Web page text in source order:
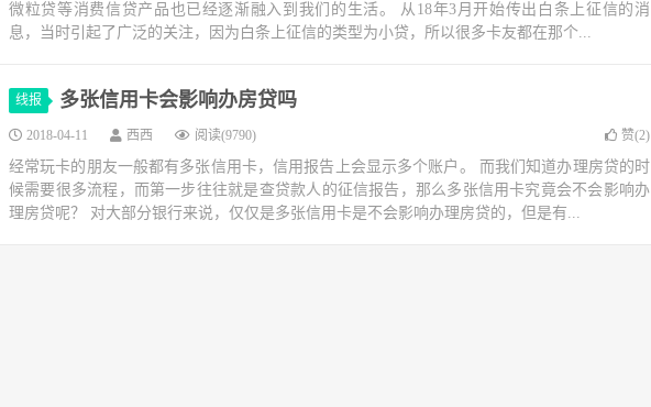
微粒贷等消费信贷产品也已经逐渐融入到我们的生活。 从18年3月开始传出白条上征信的消
息，当时引起了广泛的关注，因为白条上征信的类型为小贷，所以很多卡友都在那个...
线报 多张信用卡会影响办房贷吗
2018-04-11 西西 阅读(9790) 赞(2)
经常玩卡的朋友一般都有多张信用卡，信用报告上会显示多个账户。 而我们知道办理房贷的时
候需要很多流程，而第一步往往就是查贷款人的征信报告，那么多张信用卡究竟会不会影响办
理房贷呢？ 对大部分银行来说，仅仅是多张信用卡是不会影响办理房贷的，但是有...